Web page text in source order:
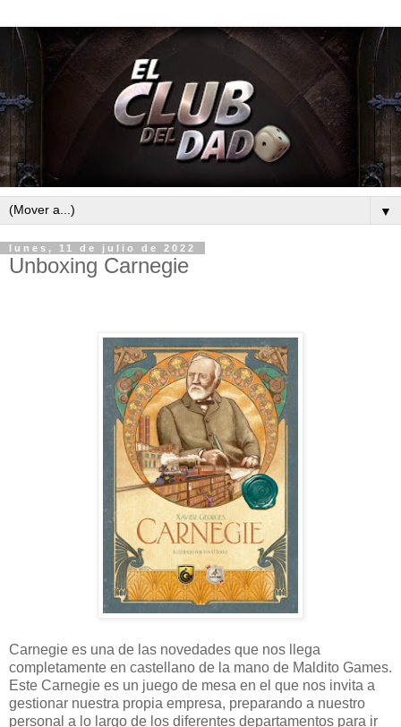
▼
lunes, 11 de julio de 2022
Unboxing Carnegie
Carnegie es una de las novedades que nos llega
completamente en castellano de la mano de Maldito Games.
Este Carnegie es un juego de mesa en el que nos invita a
gestionar nuestra propia empresa, preparando a nuestro
personal a lo largo de los diferentes departamentos para ir